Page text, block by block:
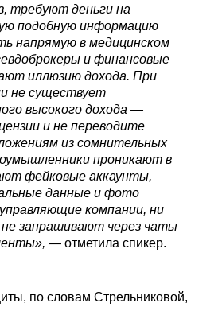
требуют деньги на
подобную информацию
напрямую в медицинском
и финансовые
иллюзию дохода. При
не существует
высокого дохода —
и не переводите
из сомнительных
проникают в
фейковые аккаунты,
данные и фото
компании, ни
запрашивают через чаты
— отметила спикер.
по словам Стрельниковой,